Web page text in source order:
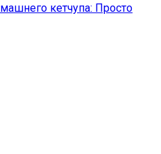
кетчупа: Просто